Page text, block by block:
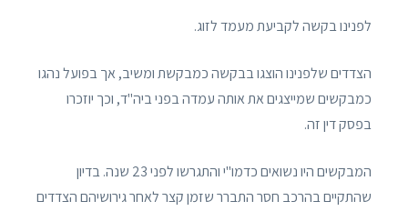
לפנינו בקשה לקביעת מעמד לזוג.
הצדדים שלפנינו הוצגו בבקשה כמבקשת ומשיב, אך בפועל נהגו
כמבקשים שמייצגים את אותה עמדה בפני ביה"ד, וכך יוזכרו
בפסק דין זה.
המבקשים היו נשואים כדמו"י והתגרשו לפני 23 שנה. בדיון
שהתקיים בהרכב חסר התברר שזמן קצר לאחר גירושיהם הצדדים